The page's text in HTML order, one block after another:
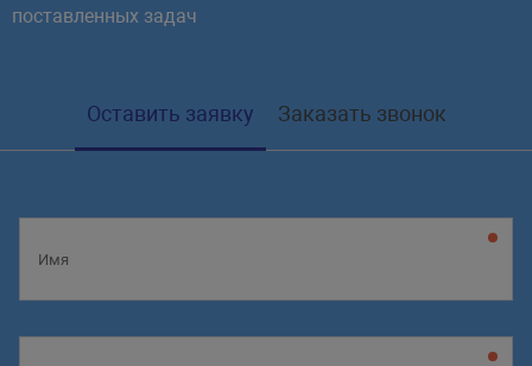
поставленных задач
Оставить заявку Заказать звонок